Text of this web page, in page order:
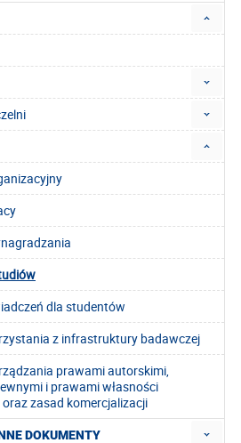
dla studentów
z infrastruktury badawczej
prawami autorskimi,
i prawami własności
oraz zasad komercjalizacji
DOKUMENTY